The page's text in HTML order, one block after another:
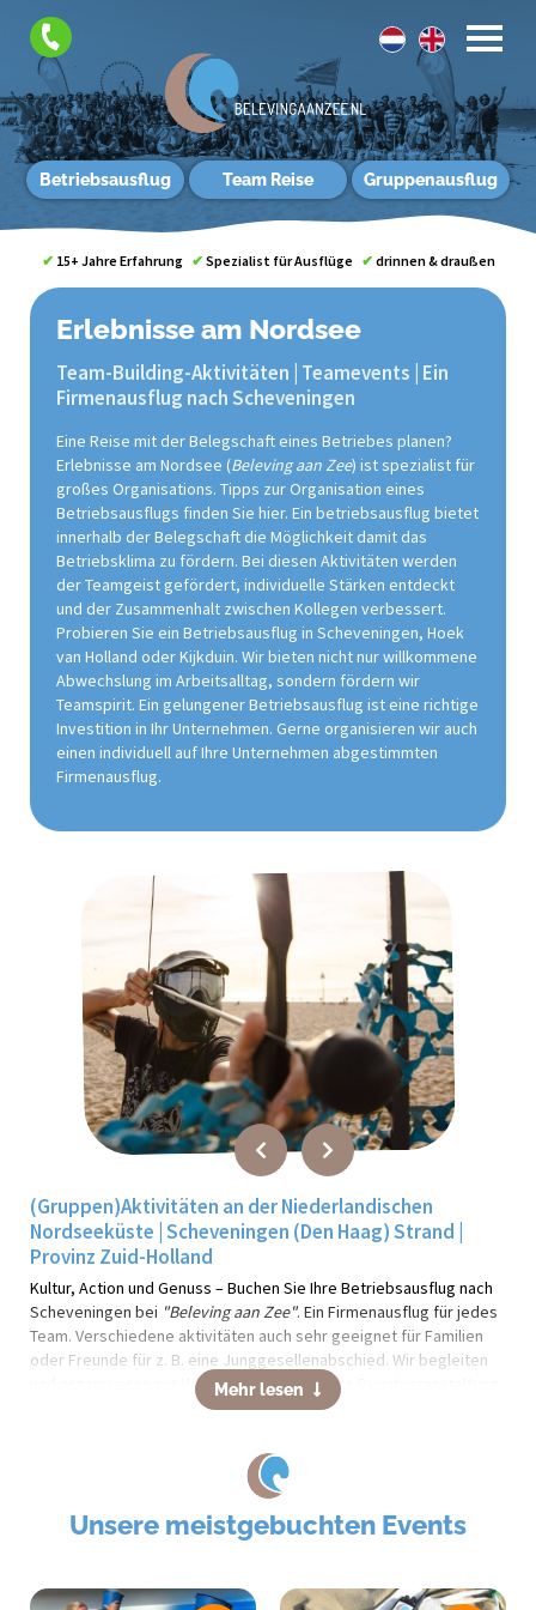
Betriebsausflug Team Reise Gruppenausflug
✔ 15+ Jahre Erfahrung ✔ Spezialist für Ausflüge ✔ drinnen & draußen
Erlebnisse am Nordsee
Team-Building-Aktivitäten | Teamevents | Ein
Firmenausflug nach Scheveningen
Eine Reise mit der Belegschaft eines Betriebes planen?
Erlebnisse am Nordsee (Beleving aan Zee) ist spezialist für
großes Organisations. Tipps zur Organisation eines
Betriebsausflugs finden Sie hier. Ein betriebsausflug bietet
innerhalb der Belegschaft die Möglichkeit damit das
Betriebsklima zu fördern. Bei diesen Aktivitäten werden
der Teamgeist gefördert, individuelle Stärken entdeckt
und der Zusammenhalt zwischen Kollegen verbessert.
Probieren Sie ein Betriebsausflug in Scheveningen, Hoek
van Holland oder Kijkduin. Wir bieten nicht nur willkommene
Abwechslung im Arbeitsalltag, sondern fördern wir
Teamspirit. Ein gelungener Betriebsausflug ist eine richtige
Investition in Ihr Unternehmen. Gerne organisieren wir auch
einen individuell auf Ihre Unternehmen abgestimmten
Firmenausflug.
Mehr lesen
(Gruppen)Aktivitäten an der Niederlandischen
Nordseeküste | Scheveningen (Den Haag) Strand |
Provinz Zuid-Holland
Kultur, Action und Genuss – Buchen Sie Ihre Betriebsausflug nach
Scheveningen bei "Beleving aan Zee". Ein Firmenausflug für jedes
Team. Verschiedene aktivitäten auch sehr geeignet für Familien
oder Freunde für z. B. eine Junggesellenabschied. Wir begleiten
und organisieren mit Herz und Know-How Ihre Privatveranstaltung
oder Ihr Businessevent. Wir planen Ihre Veranstaltung erfolgreich
Beleving aan Zee"
Beleving aan Zee
Scheveningen spezialisiert in die professionelle Event-Planung an
Workshops, ob kombiniert mit einem Mittagessen oder einem
Unsere meistgebuchten Events